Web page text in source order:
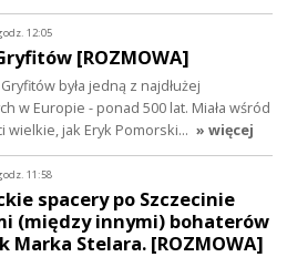
12:05
[ROZMOWA]
była jedną z najdłużej
w Europie - ponad 500 lat. Miała wśród
wielkie, jak Eryk Pomorski… » więcej
11:58
spacery po Szczecinie
(między innymi) bohaterów
Marka Stelara. [ROZMOWA]